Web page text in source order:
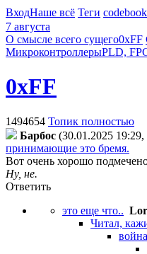
ВходНаше всё Теги codebook
7 августа
О смысле всего сущего0xFF
МикроконтроллерыPLD,
0xFF
1494654 Топик полностью
Бapбoc (30.01.2025
принимающие это бремя.
Вот очень хорошо
Ну, не.
Ответить
это еще что..
Читал,